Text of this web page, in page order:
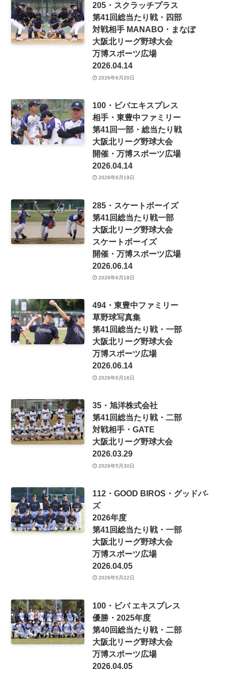
205・スクラッチプラス
第41回総当たり戦・四部
対戦相手 MANABO・まなぼ
大阪北リーグ野球大会
万博スポーツ広場
2026.04.14
2026年6月20日
100・ビバエキスプレス
相手・東豊中ファミリー
第41回一部・総当たり戦
大阪北リーグ野球大会
開催・万博スポーツ広場
2026.04.14
2026年6月19日
285・スケートボーイズ
第41回総当たり戦一部
大阪北リーグ野球大会
スケートボーイズ
開催・万博スポーツ広場
2026.06.14
2026年6月18日
494・東豊中ファミリー
草野球写真集
第41回総当たり戦・一部
大阪北リーグ野球大会
万博スポーツ広場
2026.06.14
2026年6月16日
35・旭洋株式会社
第41回総当たり戦・二部
対戦相手・GATE
大阪北リーグ野球大会
2026.03.29
2026年5月30日
112・GOOD BIROS・グッドバ-
ズ
2026年度
第41回総当たり戦・一部
大阪北リーグ野球大会
万博スポーツ広場
2026.04.05
2026年5月22日
100・ビバ エキスプレス
優勝・2025年度
第40回総当たり戦・二部
大阪北リーグ野球大会
万博スポーツ広場
2026.04.05